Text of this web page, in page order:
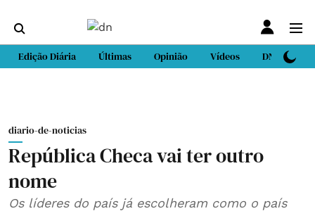
Edição Diária Últimas Opinião Vídeos DN Sport
diario-de-noticias
República Checa vai ter outro
nome
Os líderes do país já escolheram como o país